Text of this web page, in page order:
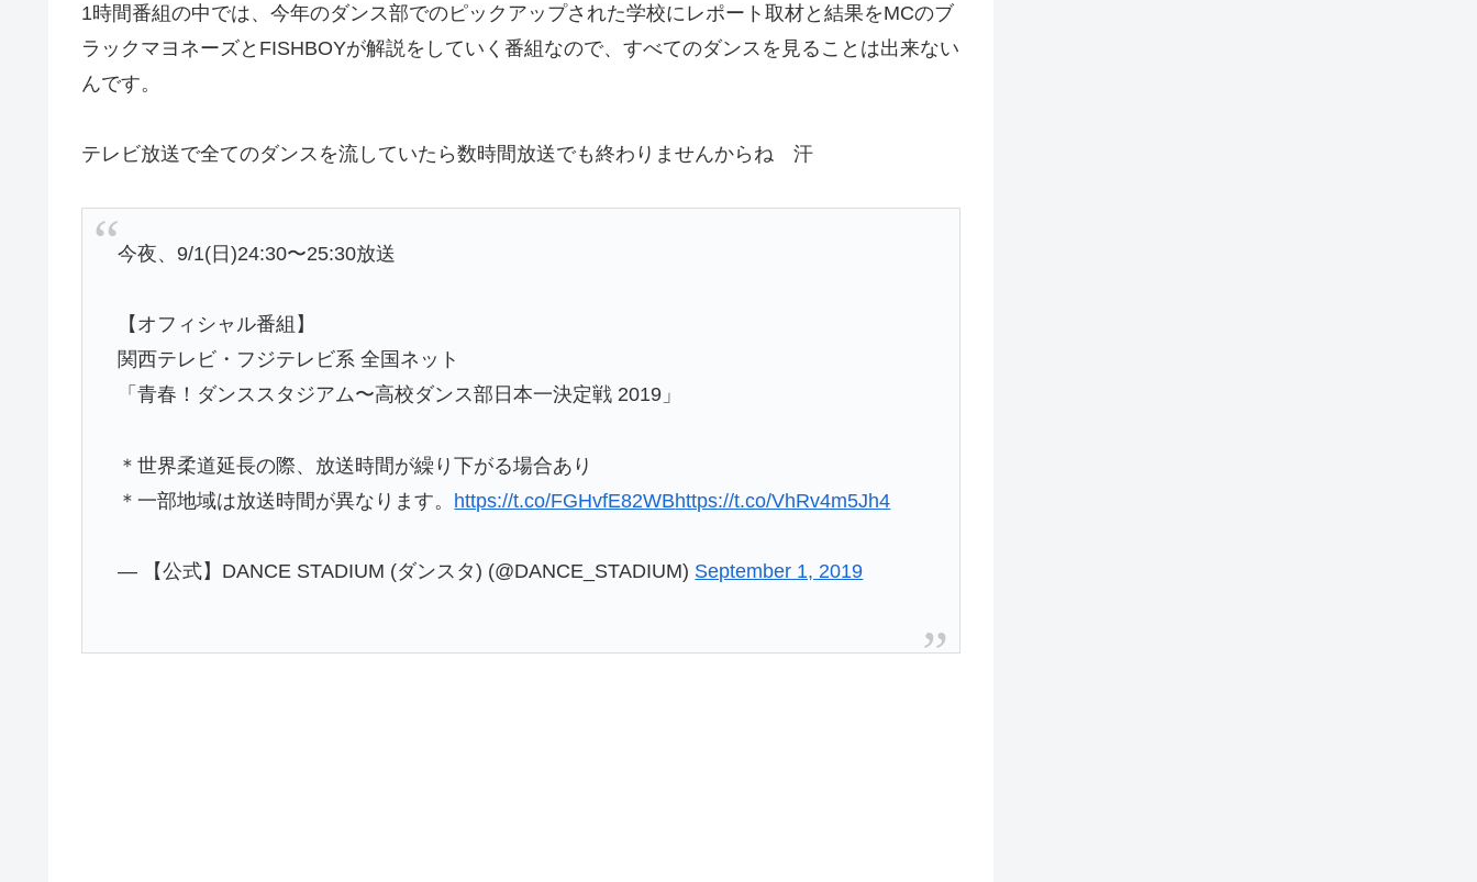
1時間番組の中では、今年のダンス部でのピックアップされた学校にレポート取材と結果をMCのブ
ラックマヨネーズとFISHBOYが解説をしていく番組なので、すべてのダンスを見ることは出来ない
んです。
テレビ放送で全てのダンスを流していたら数時間放送でも終わりませんからね 汗
今夜、9/1(日)24:30〜25:30放送
【オフィシャル番組】
関西テレビ・フジテレビ系 全国ネット
「青春！ダンススタジアム〜高校ダンス部日本一決定戦 2019」
＊世界柔道延長の際、放送時間が繰り下がる場合あり
＊一部地域は放送時間が異なります。 https://t.co/FGHvfE82WBhttps://t.co/VhRv4m5Jh4
— 【公式】DANCE STADIUM (ダンスタ) (@DANCE_STADIUM) September 1, 2019